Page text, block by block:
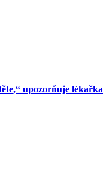
upozorňuje lékařka